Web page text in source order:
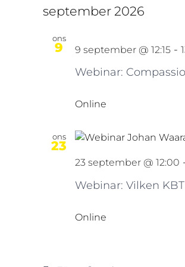
september 2026
ons
9
Webinar:
9 september @ 12:15 -
Online
ons
23
Webinar: Vilken
23 september @ 12:00
Online